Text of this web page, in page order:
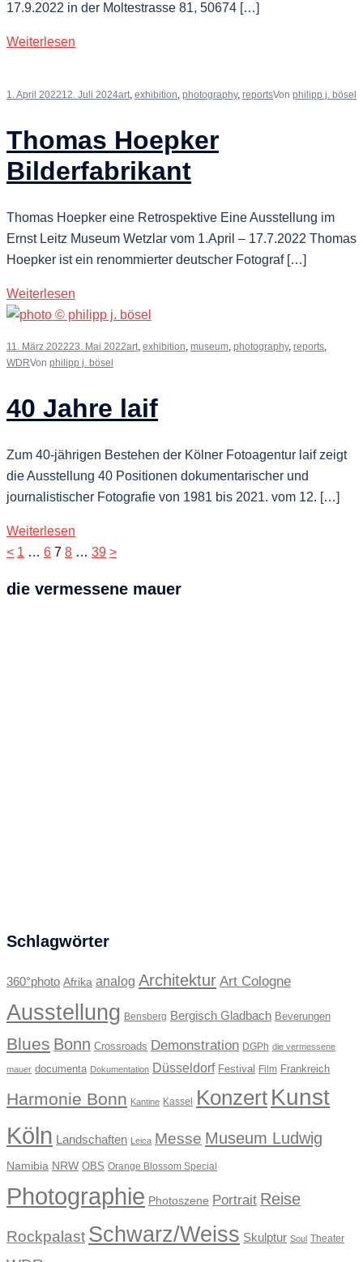
17.9.2022 in der Moltestrasse 81, 50674 […]
Weiterlesen
1. April 202212. Juli 2024art, exhibition, photography, reportsVon philipp j. bösel
Thomas Hoepker
Bilderfabrikant
Thomas Hoepker eine Retrospektive Eine Ausstellung im
Ernst Leitz Museum Wetzlar vom 1.April – 17.7.2022 Thomas
Hoepker ist ein renommierter deutscher Fotograf […]
Weiterlesen
11. März 202223. Mai 2022art, exhibition, museum, photography, reports,
WDRVon philipp j. bösel
40 Jahre laif
Zum 40-jährigen Bestehen der Kölner Fotoagentur laif zeigt
die Ausstellung 40 Positionen dokumentarischer und
journalistischer Fotografie von 1981 bis 2021. vom 12. […]
Weiterlesen
Seitennummerierung
Beiträge
< 1 … 6 7 8 … 39 >
die vermessene mauer
Schlagwörter
360°photo Afrika analog Architektur Art Cologne
Ausstellung Bensberg Bergisch Gladbach Beverungen
Blues Bonn Crossroads Demonstration DGPh die vermessene
mauer documenta Dokumentation Düsseldorf Festival Film Frankreich
Harmonie Bonn Kantine Kassel Konzert Kunst
Köln Landschaften Leica Messe Museum Ludwig
Namibia NRW OBS Orange Blossom Special
Photographie Photoszene Portrait Reise
Rockpalast Schwarz/Weiss Skulptur Soul Theater